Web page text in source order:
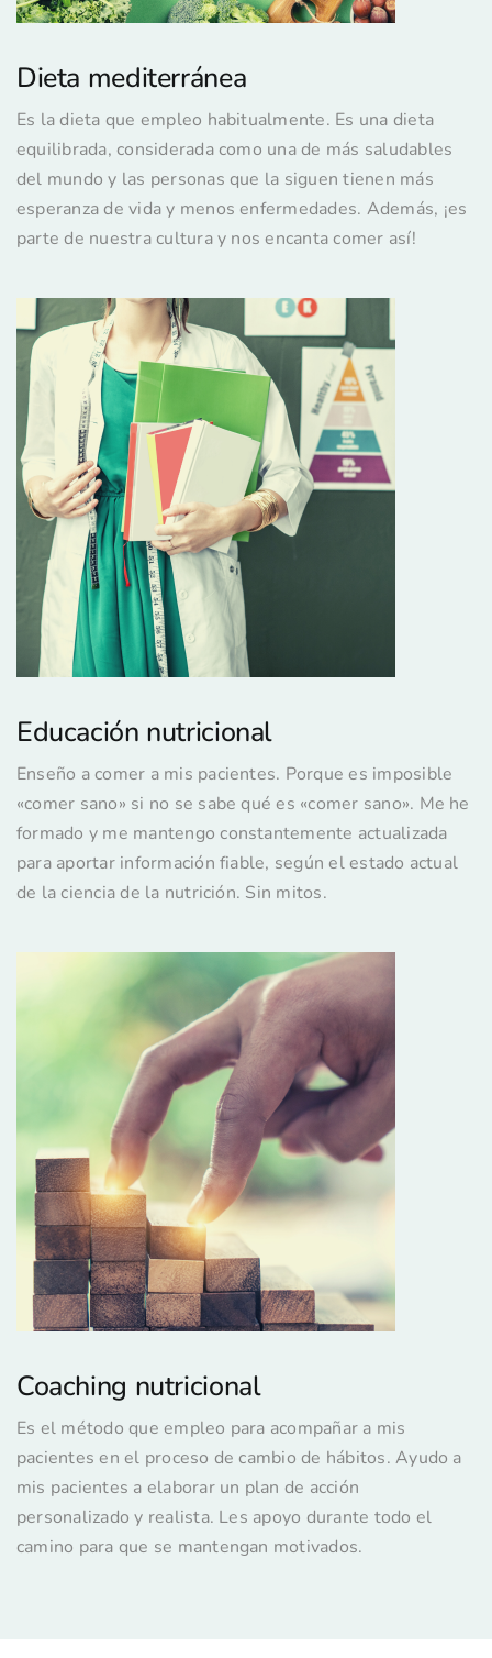
Dieta mediterránea
Es la dieta que empleo habitualmente. Es una dieta
equilibrada, considerada como una de más saludables
del mundo y las personas que la siguen tienen más
esperanza de vida y menos enfermedades. Además, ¡es
parte de nuestra cultura y nos encanta comer así!
Educación nutricional
Enseño a comer a mis pacientes. Porque es imposible
«comer sano» si no se sabe qué es «comer sano». Me he
formado y me mantengo constantemente actualizada
para aportar información fiable, según el estado actual
de la ciencia de la nutrición. Sin mitos.
Coaching nutricional
Es el método que empleo para acompañar a mis
pacientes en el proceso de cambio de hábitos. Ayudo a
mis pacientes a elaborar un plan de acción
personalizado y realista. Les apoyo durante todo el
camino para que se mantengan motivados.